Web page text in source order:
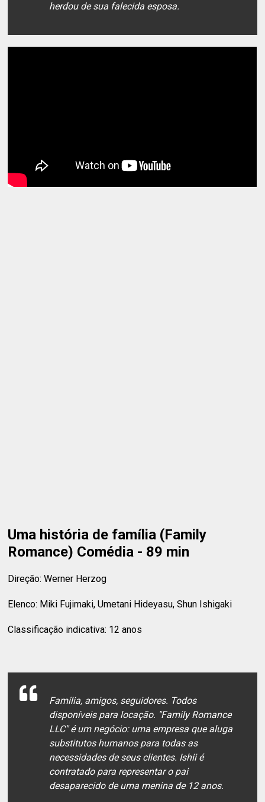
herdou de sua falecida esposa.
Uma história de família (Family
Romance) Comédia - 89 min
Direção: Werner Herzog
Elenco: Miki Fujimaki, Umetani Hideyasu, Shun Ishigaki
Classificação indicativa: 12 anos
Família, amigos, seguidores. Todos
disponíveis para locação. "Family Romance
LLC" é um negócio: uma empresa que aluga
substitutos humanos para todas as
necessidades de seus clientes. Ishii é
contratado para representar o pai
desaparecido de uma menina de 12 anos.